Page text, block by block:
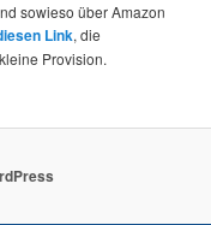
sowieso über Amazon
Link, die
Provision.